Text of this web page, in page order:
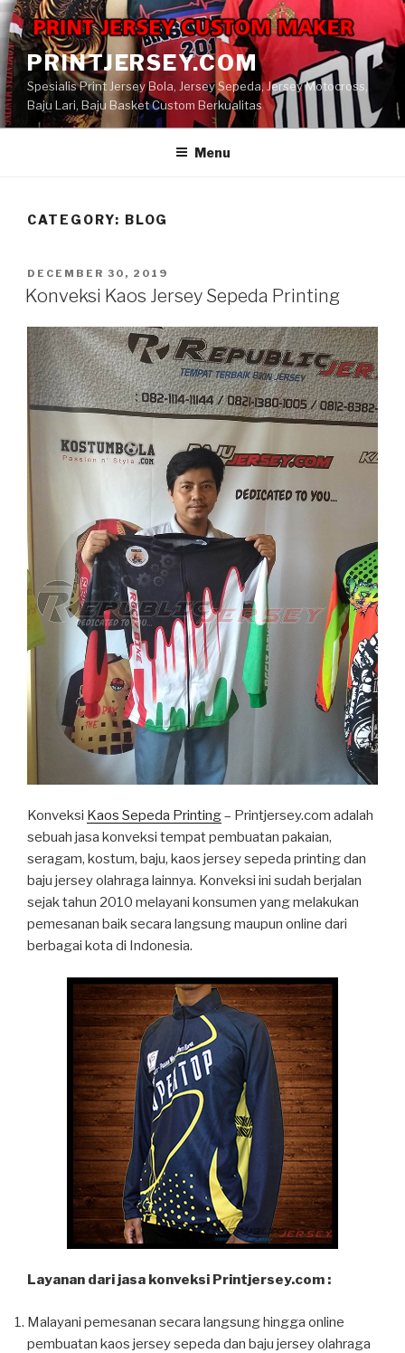
Skip
to
contentPRINTJERSEY.COM
Spesialis Print Jersey Bola, Jersey Sepeda, Jersey Motocross,
Baju Lari, Baju Basket Custom Berkualitas
Menu
CATEGORY: BLOG
POSTED
ON
DECEMBER 30, 2019
Konveksi Kaos Jersey Sepeda Printing
Konveksi Kaos Sepeda Printing– Printjersey.com adalah
sebuah jasa konveksi tempat pembuatan pakaian,
seragam, kostum, baju, kaos jersey sepeda printing dan
baju jersey olahraga lainnya. Konveksi ini sudah berjalan
sejak tahun 2010 melayani konsumen yang melakukan
pemesanan baik secara langsung maupun online dari
berbagai kota di Indonesia.
Layanan dari jasa konveksi Printjersey.com :
Malayani pemesanan secara langsung hingga online
pembuatan kaos jersey sepeda dan baju jersey olahraga